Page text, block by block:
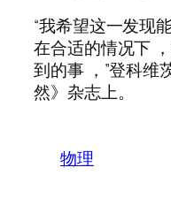
“我希望这一发现
在合适的情况下
到的事 ，”登科维
然》杂志上。
物理